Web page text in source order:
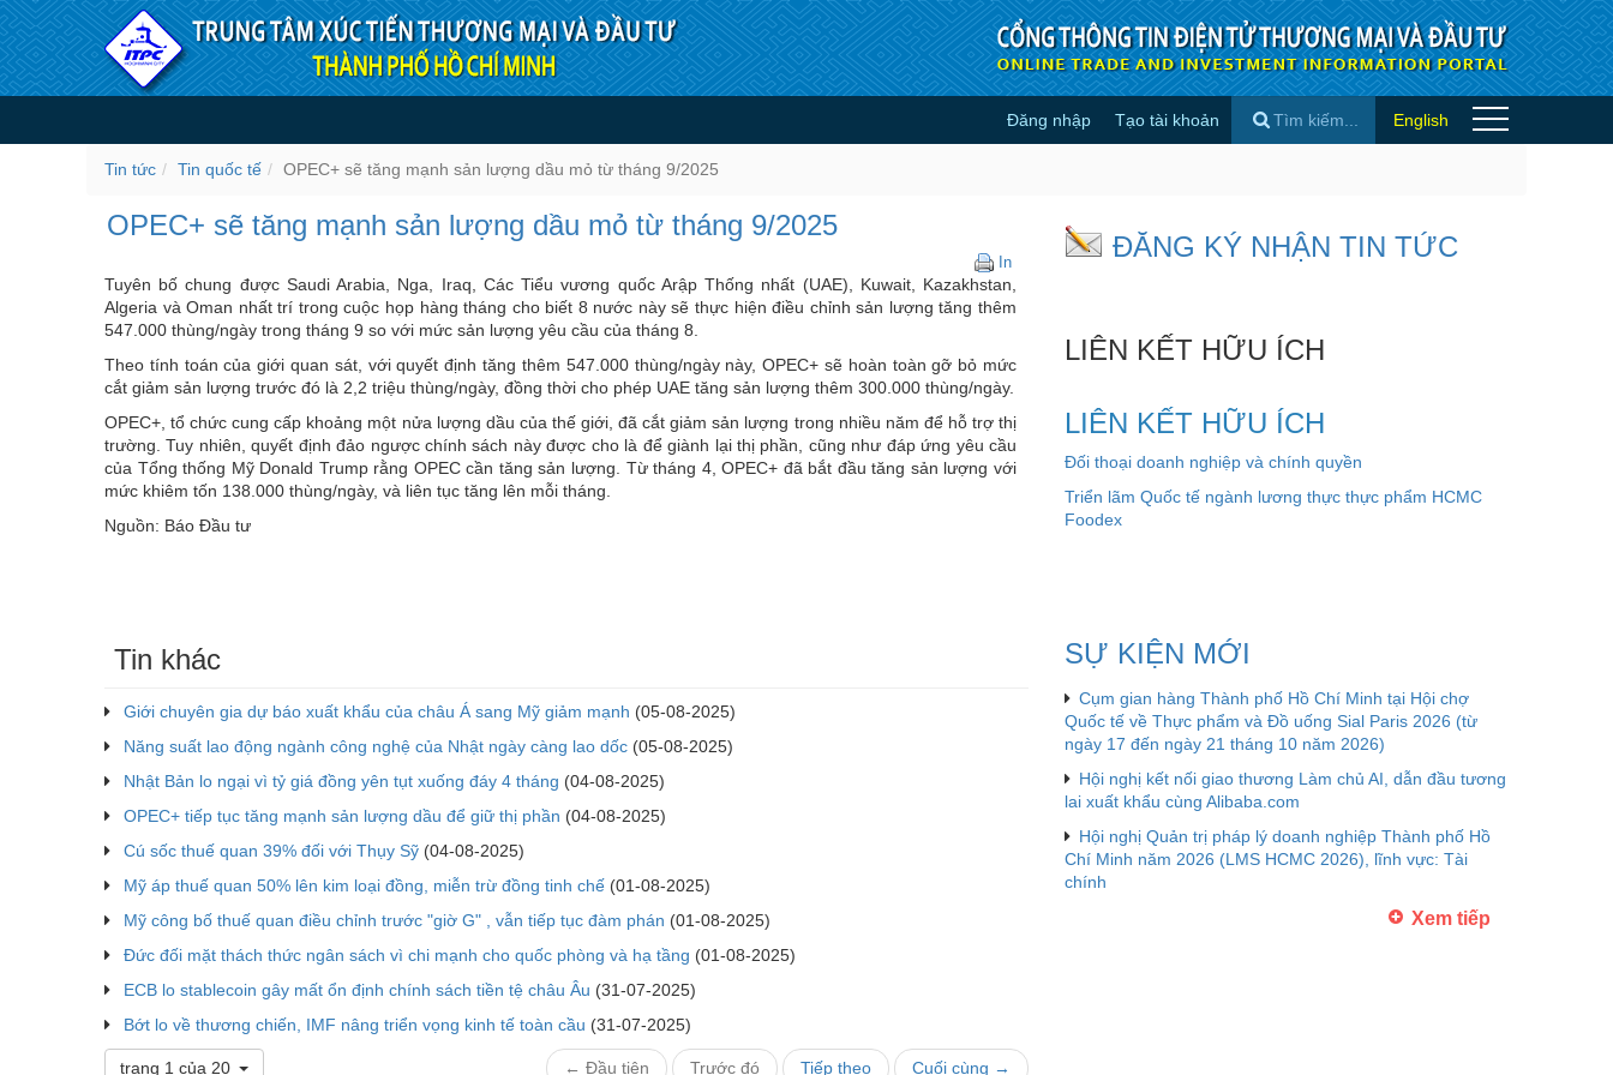
Truy cập nội dung luôn
OPEC+ sẽ tăng mạnh sản lượng dầu mỏ từ tháng 9/2025 - Tin quốc tế
Đăng nhập Tạo tài khoản English
Tin tức Tin quốc tế OPEC+ sẽ tăng mạnh sản lượng dầu mỏ từ tháng 9/2025
OPEC+ sẽ tăng mạnh sản lượng dầu mỏ từ tháng 9/2025
InOPEC+
tăng
lượng
dầu
từ
tháng
9/2025
Tuyên bố chung được Saudi Arabia, Nga, Iraq, Các Tiểu vương quốc Arập Thống nhất (UAE), Kuwait, Kazakhstan,
Algeria và Oman nhất trí trong cuộc họp hàng tháng cho biết 8 nước này sẽ thực hiện điều chỉnh sản lượng tăng thêm
547.000 thùng/ngày trong tháng 9 so với mức sản lượng yêu cầu của tháng 8.
Theo tính toán của giới quan sát, với quyết định tăng thêm 547.000 thùng/ngày này, OPEC+ sẽ hoàn toàn gỡ bỏ mức
cắt giảm sản lượng trước đó là 2,2 triệu thùng/ngày, đồng thời cho phép UAE tăng sản lượng thêm 300.000 thùng/ngày.
OPEC+, tổ chức cung cấp khoảng một nửa lượng dầu của thế giới, đã cắt giảm sản lượng trong nhiều năm để hỗ trợ thị
trường. Tuy nhiên, quyết định đảo ngược chính sách này được cho là để giành lại thị phần, cũng như đáp ứng yêu cầu
của Tổng thống Mỹ Donald Trump rằng OPEC cần tăng sản lượng. Từ tháng 4, OPEC+ đã bắt đầu tăng sản lượng với
mức khiêm tốn 138.000 thùng/ngày, và liên tục tăng lên mỗi tháng.
Nguồn: Báo Đầu tư
Tin khác
Giới chuyên gia dự báo xuất khẩu của châu Á sang Mỹ giảm mạnh (05-08-2025)
Năng suất lao động ngành công nghệ của Nhật ngày càng lao dốc (05-08-2025)
Nhật Bản lo ngại vì tỷ giá đồng yên tụt xuống đáy 4 tháng (04-08-2025)
OPEC+ tiếp tục tăng mạnh sản lượng dầu để giữ thị phần (04-08-2025)
Cú sốc thuế quan 39% đối với Thụy Sỹ (04-08-2025)
Mỹ áp thuế quan 50% lên kim loại đồng, miễn trừ đồng tinh chế (01-08-2025)
Mỹ công bố thuế quan điều chỉnh trước "giờ G" , vẫn tiếp tục đàm phán (01-08-2025)
Đức đối mặt thách thức ngân sách vì chi mạnh cho quốc phòng và hạ tầng (01-08-2025)
ECB lo stablecoin gây mất ổn định chính sách tiền tệ châu Âu (31-07-2025)
Bớt lo về thương chiến, IMF nâng triển vọng kinh tế toàn cầu (31-07-2025)
trang 1 của 20 ← Đầu tiên Trước đó Tiếp theo Cuối cùng →
ĐĂNG KÝ NHẬN TIN TỨC
LIÊN KẾT HỮU ÍCH
LIÊN KẾT HỮU ÍCH
Đối thoại doanh nghiệp và chính quyền
Triển lãm Quốc tế ngành lương thực thực phẩm HCMC
Foodex
SỰ KIỆN MỚI
Cụm gian hàng Thành phố Hồ Chí Minh tại Hội chợ
Quốc tế về Thực phẩm và Đồ uống Sial Paris 2026 (từ
ngày 17 đến ngày 21 tháng 10 năm 2026)
Hội nghị kết nối giao thương Làm chủ AI, dẫn đầu tương
lai xuất khẩu cùng Alibaba.com
Hội nghị Quản trị pháp lý doanh nghiệp Thành phố Hồ
Chí Minh năm 2026 (LMS HCMC 2026), lĩnh vực: Tài
chính
Xem tiếp